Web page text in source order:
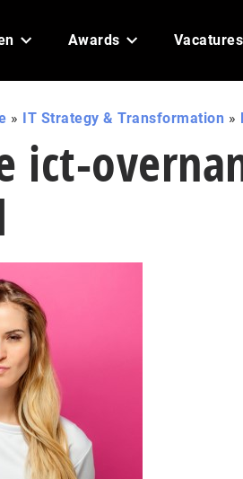
Awards Vacatures
» IT Strategy & Transformation »
ict-